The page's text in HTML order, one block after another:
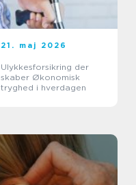
21. maj 2026
Ulykkesforsikring der
skaber Økonomisk
tryghed i hverdagen